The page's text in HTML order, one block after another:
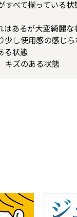
すべて揃っている状
はあるが大変綺麗な
少し使用感の感じ
る状態
キズのある状態